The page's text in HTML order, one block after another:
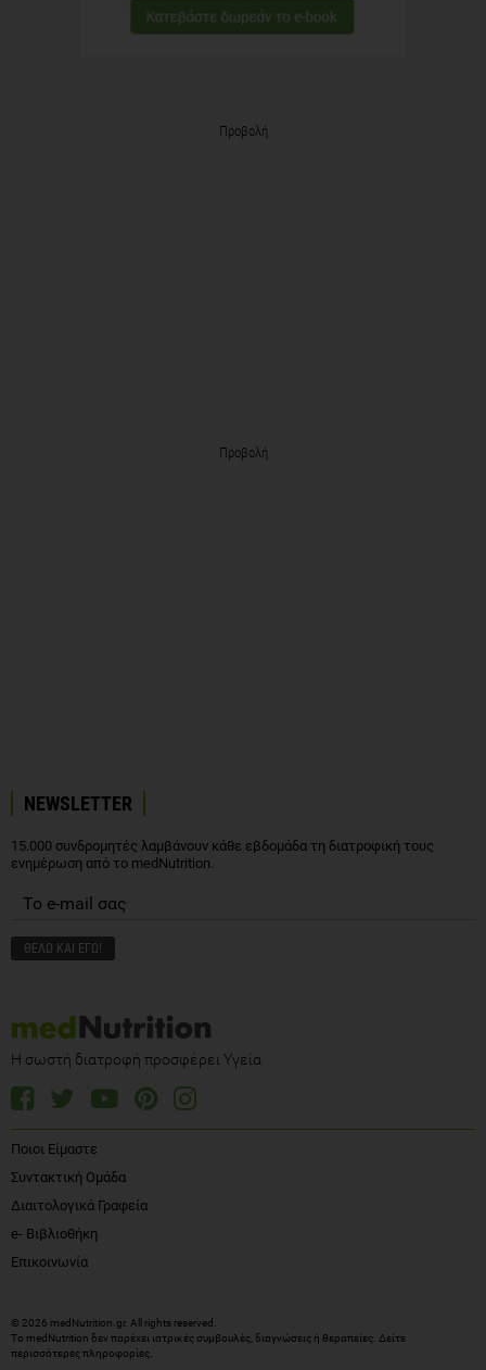
Προβολή
Προβολή
NEWSLETTER
15.000 συνδρομητές λαμβάνουν κάθε εβδομάδα τη διατροφική τους
ενημέρωση από το medNutrition.
Η σωστή διατροφή προσφέρει Υγεία
Ποιοι Είμαστε
Συντακτική Ομάδα
Διαιτολογικά Γραφεία
e- Βιβλιοθήκη
Επικοινωνία
© 2026 medNutrition.gr. All rights reserved.
Το medNutrition δεν παρέχει ιατρικές συμβουλές, διαγνώσεις ή θεραπείες. Δείτε
περισσότερες πληροφορίες.